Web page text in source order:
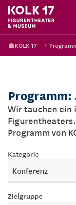
KOLK 17
Wir tauchen ein
Programm von
Kategorie
Konferenz
Zielgruppe